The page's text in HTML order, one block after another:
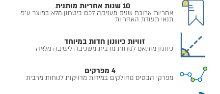
10 שנות אחריות מותנית
אחריות ארוכת שנים מעניקה לכם ביטחון מלא במוצר ע״פ
תנאי תעודת האחריות
זוויות כיוונון חדות במיוחד
כיוונון מותאם לנוחות מרבית משכיבה לישיבה מלאה
4 מפרקים
מפרקי הבסיס מחולקים במידות מדויקות לנוחות מרבית